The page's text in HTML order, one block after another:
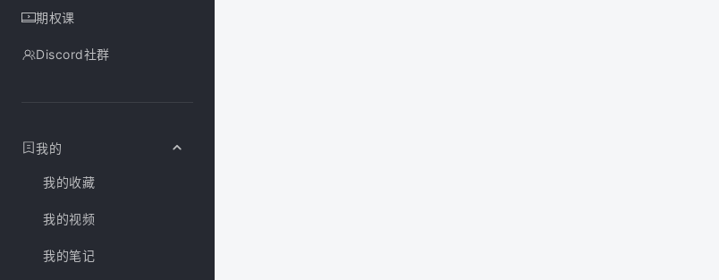
期权课
Discord社群
我的
我的收藏
我的视频
我的笔记